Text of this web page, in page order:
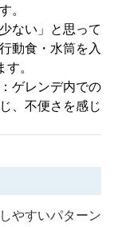
。
ない」と思って
動食・水筒を入
。
：ゲレンデ内での
、不便さを感じ
やすいパターン